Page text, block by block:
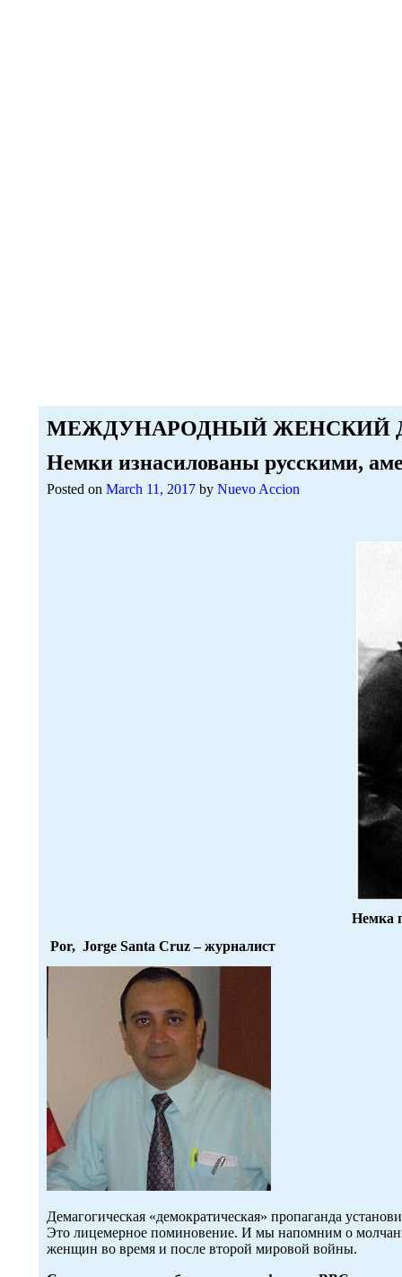
МЕЖДУНАРОДНЫЙ ЖЕНСКИЙ
Немки изнасилованы русскими,
Posted on March 11, 2017 by Nuevo Accion
Немка
Por, Jorge Santa Cruz– журналист
Демагогическая «демократическая» пропаганда
Это лицемерное поминовение. И мы напомним о
женщин во время и после второй мировой войны.